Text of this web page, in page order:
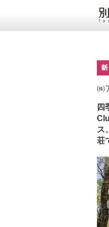
㈱
四
ス
荘